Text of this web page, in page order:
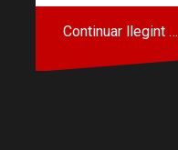
Continuar llegint …